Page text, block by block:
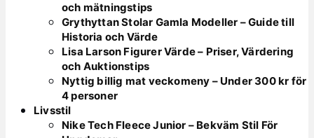
och mätningstips
Grythyttan Stolar Gamla Modeller – Guide till
Historia och Värde
Lisa Larson Figurer Värde – Priser, Värdering
och Auktionstips
Nyttig billig mat veckomeny – Under 300 kr för
4 personer
Livsstil
Nike Tech Fleece Junior – Bekväm Stil För